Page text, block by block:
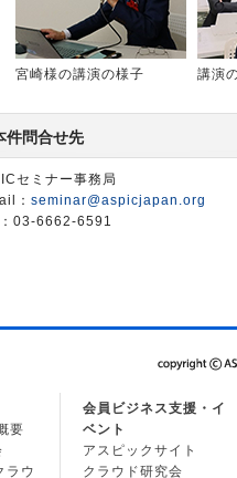
宮崎様の講演の様子 講演
件問合せ先
セミナー事務局
： seminar@aspicjapan.org
03-6662-6591
要
ラウ
会員ビジネス支援・イ
ベント
アスピックサイト
クラウド研究会